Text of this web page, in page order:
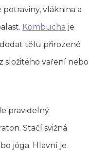
vláknina a
Kombucha je
tělu přirozené
složitého vaření nebo
pravidelný
Stačí svižná
jóga. Hlavní je